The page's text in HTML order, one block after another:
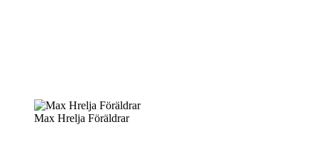
Max Hrelja Föräldrar